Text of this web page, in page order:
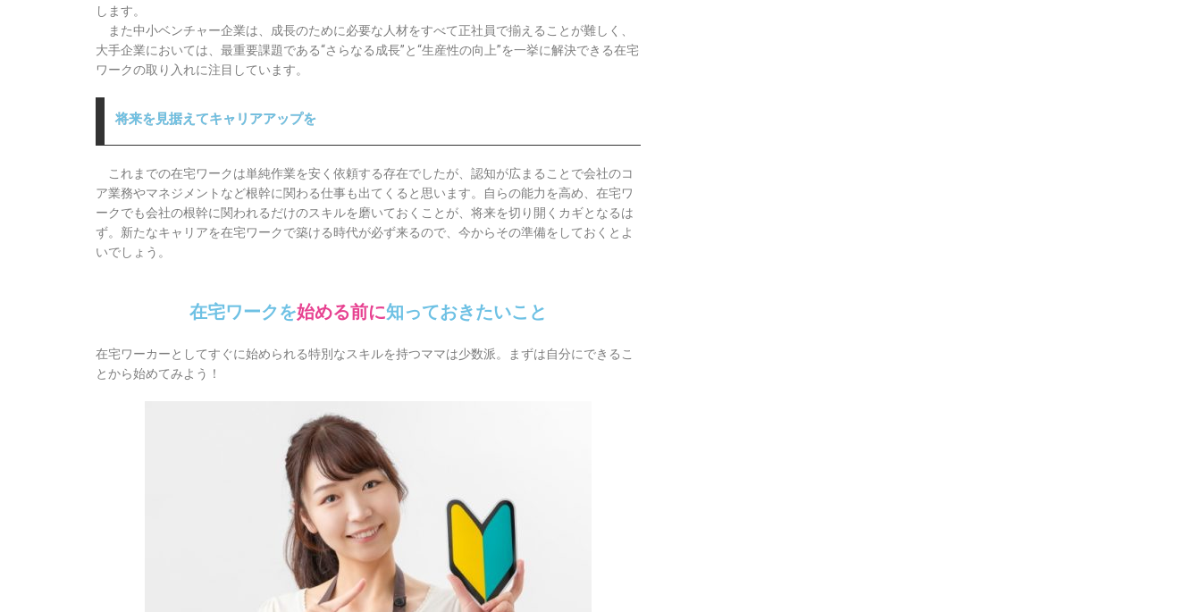
します。
また中小ベンチャー企業は、成長のために必要な人材をすべて正社員で揃えることが難しく、
大手企業においては、最重要課題である“さらなる成長”と“生産性の向上”を一挙に解決できる在宅
ワークの取り入れに注目しています。
将来を見据えてキャリアアップを
これまでの在宅ワークは単純作業を安く依頼する存在でしたが、認知が広まることで会社のコ
ア業務やマネジメントなど根幹に関わる仕事も出てくると思います。
自らの能力を高め、在宅ワ
ークでも会社の根幹に関われるだけのスキルを磨いておくことが、将来を切り開くカギとなるは
ず。 新たなキャリアを在宅ワークで築ける時代が必ず来るので、今からその準備をしておくとよ
いでしょう。
在宅ワークを始める前に知っておきたいこと
在宅ワーカーとしてすぐに始められる特別なスキルを持つママは少数派。まずは自分にできるこ
とから始めてみよう！